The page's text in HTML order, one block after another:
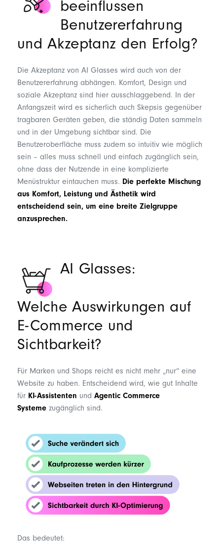
beeinflussen
Benutzererfahrung
und Akzeptanz den Erfolg?
Die Akzeptanz von AI Glasses wird auch von der
Benutzererfahrung abhängen. Komfort, Design und
soziale Akzeptanz sind hier ausschlaggebend. In der
Anfangszeit wird es sicherlich auch Skepsis gegenüber
tragbaren Geräten geben, die ständig Daten sammeln
und in der Umgebung sichtbar sind. Die
Benutzeroberfläche muss zudem so intuitiv wie möglich
sein – alles muss schnell und einfach zugänglich sein,
ohne dass der Nutzende in eine komplizierte
Menüstruktur eintauchen muss. Die perfekte Mischung
aus Komfort, Leistung und Ästhetik wird
entscheidend sein, um eine breite Zielgruppe
anzusprechen.
AI Glasses:
Welche Auswirkungen auf
E-Commerce und
Sichtbarkeit?
Für Marken und Shops reicht es nicht mehr „nur“ eine
Website zu haben. Entscheidend wird, wie gut Inhalte
für KI-Assistenten und Agentic Commerce
Systeme zugänglich sind.
Das bedeutet: